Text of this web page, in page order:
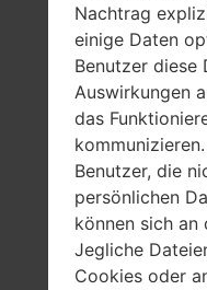
Nachtrag
einige Daten
Benutzer diese
Auswirkungen
das
kommunizieren.
Benutzer, die
persönlichen
können sich an
Jegliche
Cookies oder